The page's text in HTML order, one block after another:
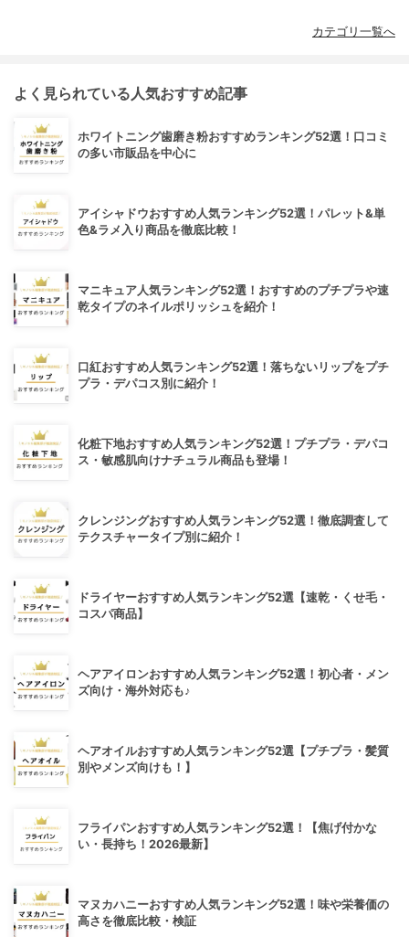
カテゴリ一覧へ
よく見られている人気おすすめ記事
ホワイトニング歯磨き粉おすすめランキング52選！口コミ
の多い市販品を中心に
アイシャドウおすすめ人気ランキング52選！パレット&単
色&ラメ入り商品を徹底比較！
マニキュア人気ランキング52選！おすすめのプチプラや速
乾タイプのネイルポリッシュを紹介！
口紅おすすめ人気ランキング52選！落ちないリップをプチ
プラ・デパコス別に紹介！
化粧下地おすすめ人気ランキング52選！プチプラ・デパコ
ス・敏感肌向けナチュラル商品も登場！
クレンジングおすすめ人気ランキング52選！徹底調査して
テクスチャータイプ別に紹介！
ドライヤーおすすめ人気ランキング52選【速乾・くせ毛・
コスパ商品】
ヘアアイロンおすすめ人気ランキング52選！初心者・メン
ズ向け・海外対応も♪
ヘアオイルおすすめ人気ランキング52選【プチプラ・髪質
別やメンズ向けも！】
フライパンおすすめ人気ランキング52選！【焦げ付かな
い・長持ち！2026最新】
マヌカハニーおすすめ人気ランキング52選！味や栄養価の
高さを徹底比較・検証